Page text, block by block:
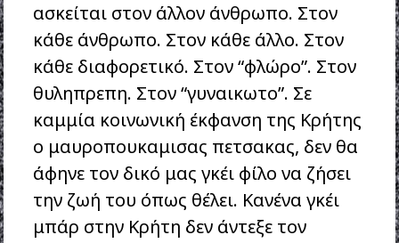
ασκείται στον άλλον άνθρωπο. Στον
κάθε άνθρωπο. Στον κάθε άλλο. Στον
κάθε διαφορετικό. Στον “φλώρο”. Στον
θυληπρεπη. Στον “γυναικωτο”. Σε
καμμία κοινωνική έκφανση της Κρήτης
ο μαυροπουκαμισας πετσακας, δεν θα
άφηνε τον δικό μας γκέι φίλο να ζήσει
την ζωή του όπως θέλει. Κανένα γκέι
μπάρ στην Κρήτη δεν άντεξε τον